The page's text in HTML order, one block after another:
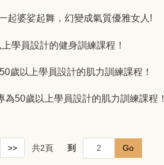
起婆娑起舞，幻變成氣質優雅女人!
學員設計的健身訓練課程！
歲以上學員設計的肌力訓練課程！
50歲以上學員設計的肌力訓練課程！
>> 共2頁 到 Go